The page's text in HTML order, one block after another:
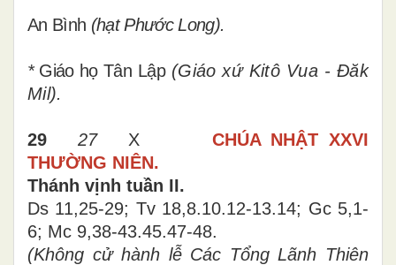
An Bình (hạt Phước Long).
* Giáo họ Tân Lập (Giáo xứ Kitô Vua - Đăk
Mil).
29 27X CHÚA NHẬT XXVI
THƯỜNG NIÊN.
Thánh vịnh tuần II.
Ds 11,25-29; Tv 18,8.10.12-13.14; Gc 5,1-
6; Mc 9,38-43.45.47-48.
(Không cử hành lễ Các Tổng Lãnh Thiên